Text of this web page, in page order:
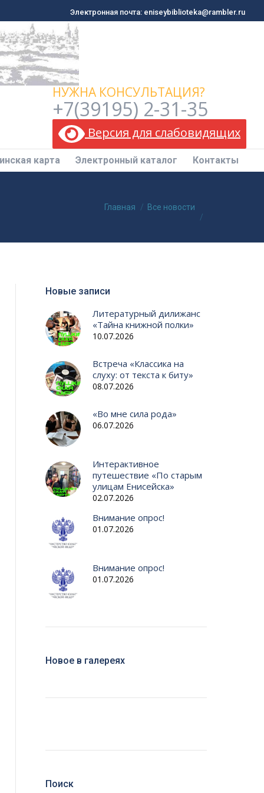
Электронная почта: eniseybiblioteka@rambler.ru
НУЖНА КОНСУЛЬТАЦИЯ?
+7(39195) 2-31-35
Версия для слабовидящих
карта Электронный каталог Контакты
Вы здесь:
Главная Все новости
Новые записи
Литературный дилижанс
«Тайна книжной полки»
10.07.2026
Встреча «Классика на
слуху: от текста к биту»
08.07.2026
«Во мне сила рода»
06.07.2026
Интерактивное
путешествие «По старым
улицам Енисейска»
02.07.2026
Внимание опрос!
01.07.2026
Внимание опрос!
01.07.2026
Новое в галереях
Поиск
Электронная почта: eniseybiblioteka@rambler.ru
карта Электронный каталог